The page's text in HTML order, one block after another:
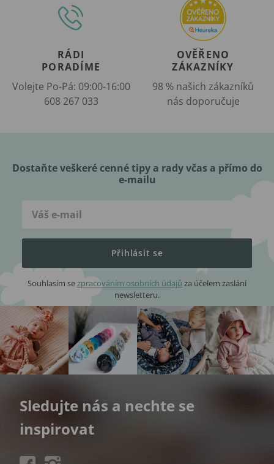
RÁDI
PORADÍME
Volejte Po-Pá: 09:00-16:00
608 267 033
OVĚŘENO
ZÁKAZNÍKY
98 % našich zákazníků
nás doporučuje
Dostaňte veškeré cenné tipy a rady včas a přímo do
e-mailu
Přihlásit se
Souhlasím sezpracováním osobních údajů za účelem zaslání
newsletteru.
Sledujte nás a nechte se
inspirovat